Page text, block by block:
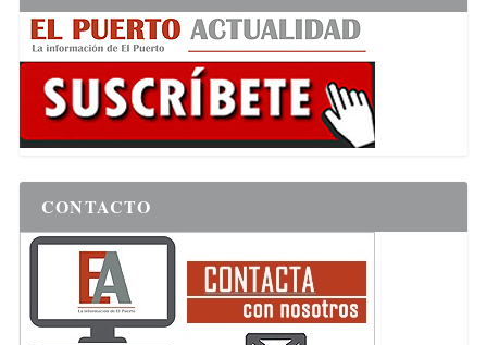
CONTACTO